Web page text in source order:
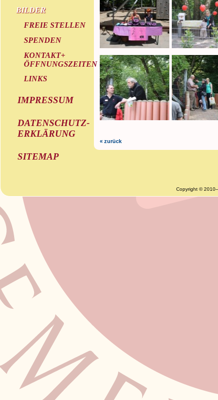
BILDER
FREIE STELLEN
SPENDEN
KONTAKT+
ÖFFNUNGSZEITEN
LINKS
IMPRESSUM
DATENSCHUTZ-
ERKLÄRUNG
SITEMAP
« zurück
Copyright ©